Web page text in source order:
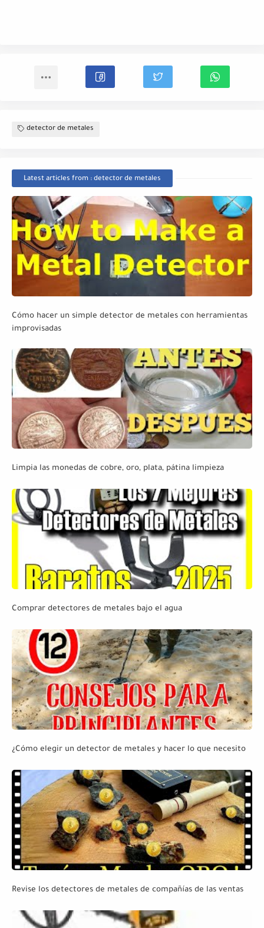
detector de metales
Latest articles from : detector de metales
Cómo hacer un simple detector de metales con herramientas
improvisadas
Limpia las monedas de cobre, oro, plata, pátina limpieza
Comprar detectores de metales bajo el agua
¿Cómo elegir un detector de metales y hacer lo que necesito
Revise los detectores de metales de compañías de las ventas